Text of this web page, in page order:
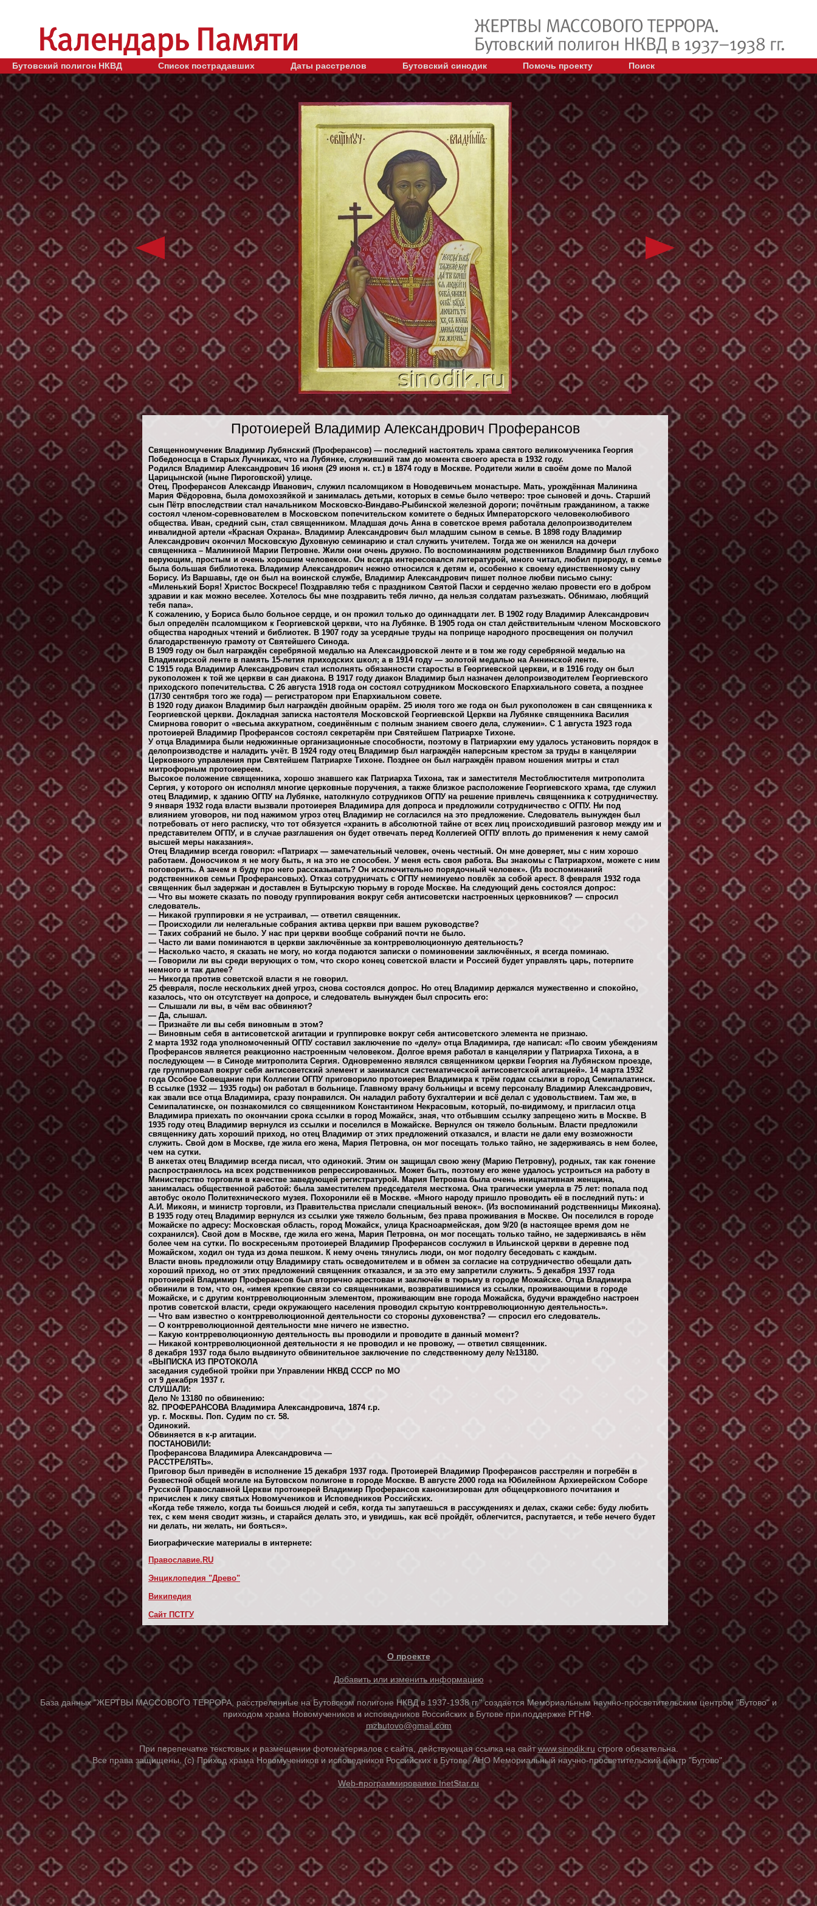
Бутовский полигон НКВД Список пострадавших Даты расстрелов Бутовский синодик Помочь проекту Поиск
Протоиерей Владимир Александрович Проферансов
Священномученик Владимир Лубянский (Проферансов) — последний настоятель храма святого великомученика Георгия
Победоносца в Старых Лучниках, что на Лубянке, служивший там до момента своего ареста в 1932 году.
Родился Владимир Александрович 16 июня (29 июня н. ст.) в 1874 году в Москве. Родители жили в своём доме по Малой
Царицынской (ныне Пироговской) улице.
Отец, Проферансов Александр Иванович, служил псаломщиком в Новодевичьем монастыре. Мать, урождённая Малинина
Мария Фёдоровна, была домохозяйкой и занималась детьми, которых в семье было четверо: трое сыновей и дочь. Старший
сын Пётр впоследствии стал начальником Московско-Виндаво-Рыбинской железной дороги; почётным гражданином, а также
состоял членом-соревнователем в Московском попечительском комитете о бедных Императорского человеколюбивого
общества. Иван, средний сын, стал священником. Младшая дочь Анна в советское время работала делопроизводителем
инвалидной артели «Красная Охрана». Владимир Александрович был младшим сыном в семье. В 1898 году Владимир
Александрович окончил Московскую Духовную семинарию и стал служить учителем. Тогда же он женился на дочери
священника – Малининой Марии Петровне. Жили они очень дружно. По воспоминаниям родственников Владимир был глубоко
верующим, простым и очень хорошим человеком. Он всегда интересовался литературой, много читал, любил природу, в семье
была большая библиотека. Владимир Александрович нежно относился к детям и, особенно к своему единственному сыну
Борису. Из Варшавы, где он был на воинской службе, Владимир Александрович пишет полное любви письмо сыну:
«Миленький Боря! Христос Воскресе! Поздравляю тебя с праздником Святой Пасхи и сердечно желаю провести его в добром
здравии и как можно веселее. Хотелось бы мне поздравить тебя лично, да нельзя солдатам разъезжать. Обнимаю, любящий
тебя папа».
К сожалению, у Бориса было больное сердце, и он прожил только до одиннадцати лет. В 1902 году Владимир Александрович
был определён псаломщиком к Георгиевской церкви, что на Лубянке. В 1905 года он стал действительным членом Московского
общества народных чтений и библиотек. В 1907 году за усердные труды на поприще народного просвещения он получил
благодарственную грамоту от Святейшего Синода.
В 1909 году он был награждён серебряной медалью на Александровской ленте и в том же году серебряной медалью на
Владимирской ленте в память 15-летия приходских школ; а в 1914 году — золотой медалью на Аннинской ленте.
С 1915 года Владимир Александрович стал исполнять обязанности старосты в Георгиевской церкви, и в 1916 году он был
рукоположен к той же церкви в сан диакона. В 1917 году диакон Владимир был назначен делопроизводителем Георгиевского
приходского попечительства. С 26 августа 1918 года он состоял сотрудником Московского Епархиального совета, а позднее
(17/30 сентября того же года) — регистратором при Епархиальном совете.
В 1920 году диакон Владимир был награждён двойным орарём. 25 июля того же года он был рукоположен в сан священника к
Георгиевской церкви. Докладная записка настоятеля Московской Георгиевской Церкви на Лубянке священника Василия
Смирнова говорит о «весьма аккуратном, соединённым с полным знанием своего дела, служении». С 1 августа 1923 года
протоиерей Владимир Проферансов состоял секретарём при Святейшем Патриархе Тихоне.
У отца Владимира были недюжинные организационные способности, поэтому в Патриархии ему удалось установить порядок в
делопроизводстве и наладить учёт. В 1924 году отец Владимир был награждён наперсным крестом за труды в канцелярии
Церковного управления при Святейшем Патриархе Тихоне. Позднее он был награждён правом ношения митры и стал
митрофорным протоиереем.
Высокое положение священника, хорошо знавшего как Патриарха Тихона, так и заместителя Местоблюстителя митрополита
Сергия, у которого он исполнял многие церковные поручения, а также близкое расположение Георгиевского храма, где служил
отец Владимир, к зданию ОГПУ на Лубянке, натолкнуло сотрудников ОГПУ на решение привлечь священника к сотрудничеству.
9 января 1932 года власти вызвали протоиерея Владимира для допроса и предложили сотрудничество с ОГПУ. Ни под
влиянием уговоров, ни под нажимом угроз отец Владимир не согласился на это предложение. Следователь вынужден был
потребовать от него расписку, что тот обязуется «хранить в абсолютной тайне от всех лиц происходивший разговор между им и
представителем ОГПУ, и в случае разглашения он будет отвечать перед Коллегией ОГПУ вплоть до применения к нему самой
высшей меры наказания».
Отец Владимир всегда говорил: «Патриарх — замечательный человек, очень честный. Он мне доверяет, мы с ним хорошо
работаем. Доносчиком я не могу быть, я на это не способен. У меня есть своя работа. Вы знакомы с Патриархом, можете с ним
поговорить. А зачем я буду про него рассказывать? Он исключительно порядочный человек». (Из воспоминаний
родственников семьи Проферансовых). Отказ сотрудничать с ОГПУ неминуемо повлёк за собой арест. 8 февраля 1932 года
священник был задержан и доставлен в Бутырскую тюрьму в городе Москве. На следующий день состоялся допрос:
— Что вы можете сказать по поводу группирования вокруг себя антисоветски настроенных церковников? — спросил
следователь.
— Никакой группировки я не устраивал, — ответил священник.
— Происходили ли нелегальные собрания актива церкви при вашем руководстве?
— Таких собраний не было. У нас при церкви вообще собраний почти не было.
— Часто ли вами поминаются в церкви заключённые за контрреволюционную деятельность?
— Насколько часто, я сказать не могу, но когда подаются записки о поминовении заключённых, я всегда поминаю.
— Говорили ли вы среди верующих о том, что скоро конец советской власти и Россией будет управлять царь, потерпите
немного и так далее?
— Никогда против советской власти я не говорил.
25 февраля, после нескольких дней угроз, снова состоялся допрос. Но отец Владимир держался мужественно и спокойно,
казалось, что он отсутствует на допросе, и следователь вынужден был спросить его:
— Слышали ли вы, в чём вас обвиняют?
— Да, слышал.
— Признаёте ли вы себя виновным в этом?
— Виновным себя в антисоветской агитации и группировке вокруг себя антисоветского элемента не признаю.
2 марта 1932 года уполномоченный ОГПУ составил заключение по «делу» отца Владимира, где написал: «По своим убеждениям
Проферансов является реакционно настроенным человеком. Долгое время работал в канцелярии у Патриарха Тихона, а в
последующем — в Синоде митрополита Сергия. Одновременно являлся священником церкви Георгия на Лубянском проезде,
где группировал вокруг себя антисоветский элемент и занимался систематической антисоветской агитацией». 14 марта 1932
года Особое Совещание при Коллегии ОГПУ приговорило протоиерея Владимира к трём годам ссылки в город Семипалатинск.
В ссылке (1932 — 1935 годы) он работал в больнице. Главному врачу больницы и всему персоналу Владимир Александрович,
как звали все отца Владимира, сразу понравился. Он наладил работу бухгалтерии и всё делал с удовольствием. Там же, в
Семипалатинске, он познакомился со священником Константином Некрасовым, который, по-видимому, и пригласил отца
Владимира приехать по окончании срока ссылки в город Можайск, зная, что отбывшим ссылку запрещено жить в Москве. В
1935 году отец Владимир вернулся из ссылки и поселился в Можайске. Вернулся он тяжело больным. Власти предложили
священнику дать хороший приход, но отец Владимир от этих предложений отказался, и власти не дали ему возможности
служить. Свой дом в Москве, где жила его жена, Мария Петровна, он мог посещать только тайно, не задерживаясь в нем более,
чем на сутки.
В анкетах отец Владимир всегда писал, что одинокий. Этим он защищал свою жену (Марию Петровну), родных, так как гонение
распространялось на всех родственников репрессированных. Может быть, поэтому его жене удалось устроиться на работу в
Министерство торговли в качестве заведующей регистратурой. Мария Петровна была очень инициативная женщина,
занималась общественной работой: была заместителем председателя месткома. Она трагически умерла в 75 лет: попала под
автобус около Политехнического музея. Похоронили её в Москве. «Много народу пришло проводить её в последний путь: и
А.И. Микоян, и министр торговли, из Правительства прислали специальный венок». (Из воспоминаний родственницы Микояна).
В 1935 году отец Владимир вернулся из ссылки уже тяжело больным, без права проживания в Москве. Он поселился в городе
Можайске по адресу: Московская область, город Можайск, улица Красноармейская, дом 9/20 (в настоящее время дом не
сохранился). Свой дом в Москве, где жила его жена, Мария Петровна, он мог посещать только тайно, не задерживаясь в нём
более чем на сутки. По воскресеньям протоиерей Владимир Проферансов сослужил в Ильинской церкви в деревне под
Можайском, ходил он туда из дома пешком. К нему очень тянулись люди, он мог подолгу беседовать с каждым.
Власти вновь предложили отцу Владимиру стать осведомителем и в обмен за согласие на сотрудничество обещали дать
хороший приход, но от этих предложений священник отказался, и за это ему запретили служить. 5 декабря 1937 года
протоиерей Владимир Проферансов был вторично арестован и заключён в тюрьму в городе Можайске. Отца Владимира
обвинили в том, что он, «имея крепкие связи со священниками, возвратившимися из ссылки, проживающими в городе
Можайске, и с другим контрреволюционным элементом, проживающим вне города Можайска, будучи враждебно настроен
против советской власти, среди окружающего населения проводил скрытую контрреволюционную деятельность».
— Что вам известно о контрреволюционной деятельности со стороны духовенства? — спросил его следователь.
— О контрреволюционной деятельности мне ничего не известно.
— Какую контрреволюционную деятельность вы проводили и проводите в данный момент?
— Никакой контрреволюционной деятельности я не проводил и не провожу, — ответил священник.
8 декабря 1937 года было выдвинуто обвинительное заключение по следственному делу №13180.
«ВЫПИСКА ИЗ ПРОТОКОЛА
заседания судебной тройки при Управлении НКВД СССР по МО
от 9 декабря 1937 г.
СЛУШАЛИ:
Дело № 13180 по обвинению:
82. ПРОФЕРАНСОВА Владимира Александровича, 1874 г.р.
ур. г. Москвы. Поп. Судим по ст. 58.
Одинокий.
Обвиняется в к-р агитации.
ПОСТАНОВИЛИ:
Проферансова Владимира Александровича —
РАССТРЕЛЯТЬ».
Приговор был приведён в исполнение 15 декабря 1937 года. Протоиерей Владимир Проферансов расстрелян и погребён в
безвестной общей могиле на Бутовском полигоне в городе Москве. В августе 2000 года на Юбилейном Архиерейском Соборе
Русской Православной Церкви протоиерей Владимир Проферансов канонизирован для общецерковного почитания и
причислен к лику святых Новомучеников и Исповедников Российских.
«Когда тебе тяжело, когда ты боишься людей и себя, когда ты запутаешься в рассуждениях и делах, скажи себе: буду любить
тех, с кем меня сводит жизнь, и старайся делать это, и увидишь, как всё пройдёт, облегчится, распутается, и тебе нечего будет
ни делать, ни желать, ни бояться».
Биографические материалы в интернете:
Православие.RU
Энциклопедия "Древо"
Википедия
Сайт ПСТГУ
О проекте
Добавить или изменить информацию
База данных "ЖЕРТВЫ МАССОВОГО ТЕРРОРА, расстрелянные на Бутовском полигоне НКВД в 1937-1938 гг." создается Мемориальным научно-просветительским центром "Бутово" и
приходом храма Новомучеников и исповедников Российских в Бутове при поддержке РГНФ.
mzbutovo@gmail.com
При перепечатке текстовых и размещении фотоматериалов с сайта, действующая ссылка на сайтwww.sinodik.ru строго обязательна.
Все права защищены. (с) Приход храма Новомучеников и исповедников Российских в Бутове, АНО Мемориальный научно-просветительский центр "Бутово".
Web-программирование InetStar.ru